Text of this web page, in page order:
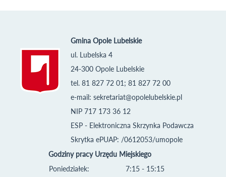
Gmina Opole Lubelskie
ul. Lubelska 4
24-300 Opole Lubelskie
tel. 81 827 72 01; 81 827 72 00
e-mail: sekretariat@opolelubelskie.pl
NIP 717 173 36 12
ESP - Elektroniczna Skrzynka Podawcza
Skrytka ePUAP: /0612053/umopole
Godziny pracy Urzędu Miejskiego
Poniedziałek:
7:15 - 15:15